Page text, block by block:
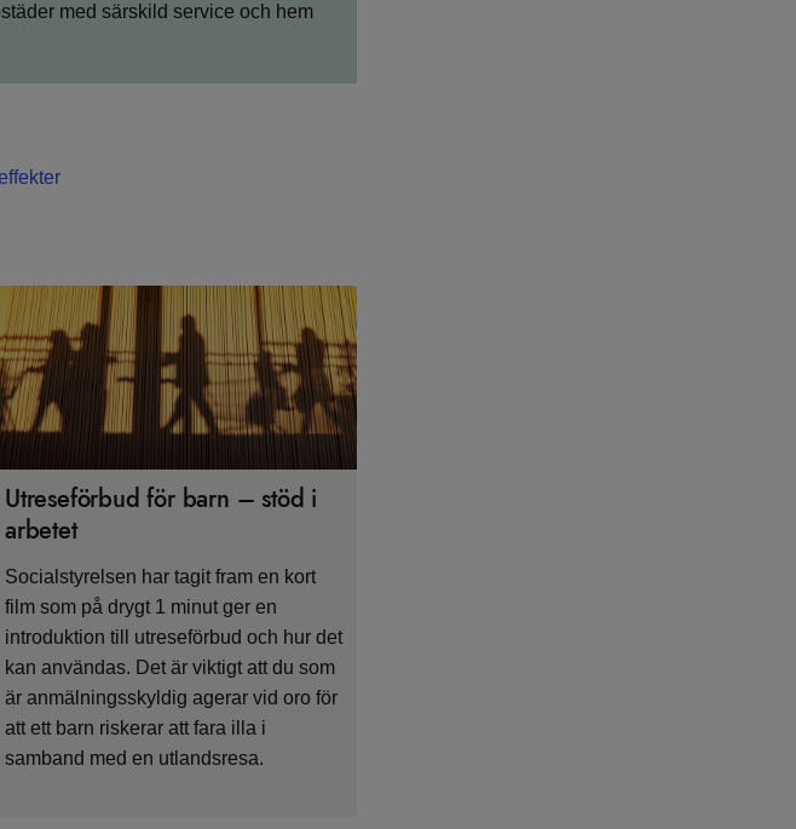
med särskild service och hem
Utreseförbud för barn – stöd i
arbetet
Socialstyrelsen har tagit fram en kort
film som på drygt 1 minut ger en
introduktion till utreseförbud och hur det
kan användas. Det är viktigt att du som
är anmälningsskyldig agerar vid oro för
att ett barn riskerar att fara illa i
samband med en utlandsresa.